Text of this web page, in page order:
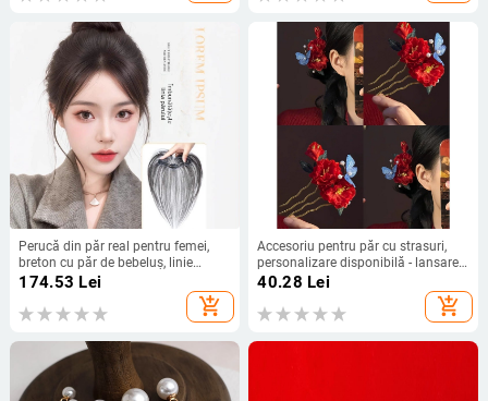
Perucă din păr real pentru femei,
breton cu păr de bebeluș, linie
naturală a părului, ușoară și
invizibilă, piesă superioară drept
pentru coroana, 25 cm
174.53 Lei
add_shopping_cart
Accesoriu pentru păr cu strasuri,
personalizare disponibilă - lansare
toamnă 2025
40.28 Lei
add_shopping_cart